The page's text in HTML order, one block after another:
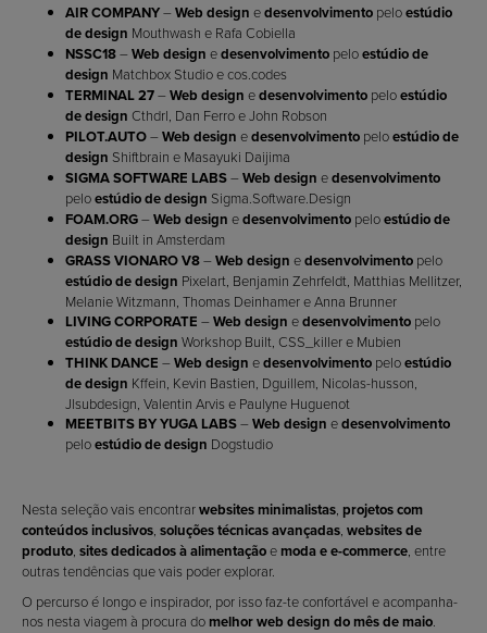
AIR COMPANY–Web design edesenvolvimento peloestúdio
de design Mouthwash e Rafa Cobiella
NSSC18–Web design edesenvolvimento peloestúdio de
design Matchbox Studio e cos.codes
TERMINAL 27–Web design edesenvolvimento peloestúdio
de design Cthdrl, Dan Ferro e John Robson
PILOT.AUTO–Web design edesenvolvimento peloestúdio de
design Shiftbrain e Masayuki Daijima
SIGMA SOFTWARE LABS–Web design edesenvolvimento
peloestúdio de design Sigma.Software.Design
FOAM.ORG–Web design edesenvolvimento peloestúdio de
design Built in Amsterdam
GRASS VIONARO V8–Web design edesenvolvimento pelo
estúdio de design Pixelart, Benjamin Zehrfeldt, Matthias Mellitzer,
Melanie Witzmann, Thomas Deinhamer e Anna Brunner
LIVING CORPORATE –Web design edesenvolvimento pelo
estúdio de design Workshop Built, CSS_killer e Mubien
THINK DANCE –Web design edesenvolvimento peloestúdio
de design Kffein, Kevin Bastien, Dguillem, Nicolas-husson,
Jlsubdesign, Valentin Arvis e Paulyne Huguenot
MEETBITS BY YUGA LABS–Web design edesenvolvimento
peloestúdio de design Dogstudio
Nesta seleção vais encontrarwebsites minimalistas projetos com
conteúdos inclusivos soluções técnicas avançadas websites de
produto sites dedicados à alimentaçãoe moda e e-commerce , entre
outras tendências que vais poder explorar.
O percurso é longo e inspirador, por isso faz-te confortável e acompanha-
nos nesta viagem à procura do melhor web design do mês de maio